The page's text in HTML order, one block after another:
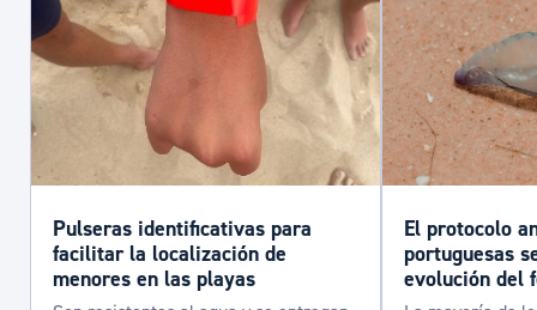
Pulseras identificativas para
facilitar la localización de
menores en las playas
El protocolo
portuguesas
evolución del